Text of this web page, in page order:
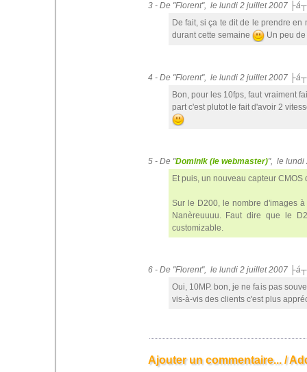
3 - De "Florent", le lundi 2 juillet 2007
De fait, si ça te dit de le prendre
durant cette semaine
Un peu de
4 - De "Florent", le lundi 2 juillet 2007
Bon, pour les 10fps, faut vraiment
part c'est plutot le fait d'avoir 2
5 - De "Dominik (le webmaster)", le lundi
Et puis, un nouveau capteur
Sur le D200, le nombre d'images
Nanèreuuuu. Faut dire que le
customizable.
6 - De "Florent", le lundi 2 juillet 2007
Oui, 10MP. bon, je ne fais pas
vis-à-vis des clients c'est plus
Ajouter un commentaire... /